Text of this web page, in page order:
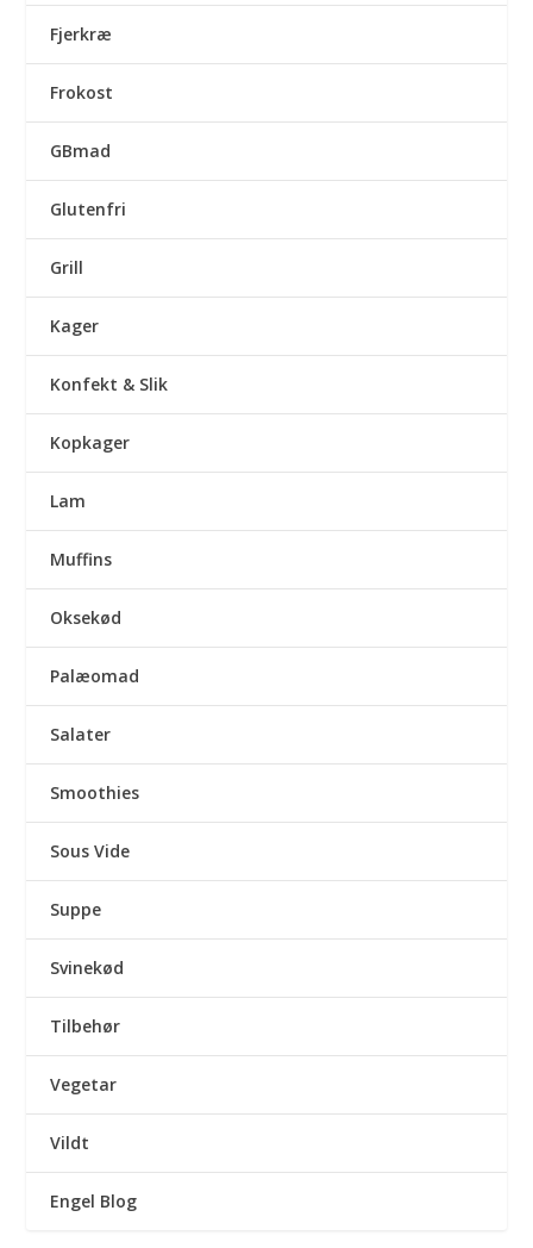
Fjerkræ
Frokost
GBmad
Glutenfri
Grill
Kager
Konfekt & Slik
Kopkager
Lam
Muffins
Oksekød
Palæomad
Salater
Smoothies
Sous Vide
Suppe
Svinekød
Tilbehør
Vegetar
Vildt
Engel Blog